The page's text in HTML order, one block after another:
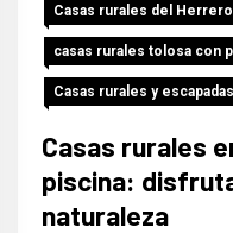
Casas rurales del Herrero
casas rurales tolosa con
Casas rurales y escapadas
Casas rurales
piscina:
naturaleza